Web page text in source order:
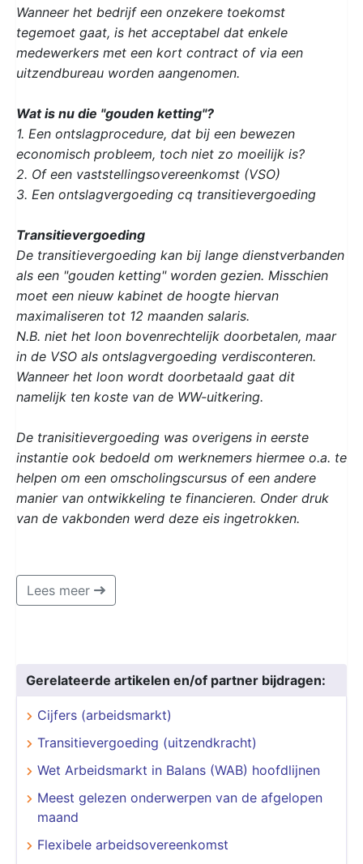
Wanneer het bedrijf een onzekere toekomst
tegemoet gaat, is het acceptabel dat enkele
medewerkers met een kort contract of via een
uitzendbureau worden aangenomen.
Wat is nu die "gouden ketting"?
1. Een ontslagprocedure, dat bij een bewezen
economisch probleem, toch niet zo moeilijk is?
2. Of een vaststellingsovereenkomst (VSO)
3. Een ontslagvergoeding cq transitievergoeding
Transitievergoeding
De transitievergoeding kan bij lange dienstverbanden
als een "gouden ketting" worden gezien. Misschien
moet een nieuw kabinet de hoogte hiervan
maximaliseren tot 12 maanden salaris.
N.B. niet het loon bovenrechtelijk doorbetalen, maar
in de VSO als ontslagvergoeding verdisconteren.
Wanneer het loon wordt doorbetaald gaat dit
namelijk ten koste van de WW-uitkering.
De tranisitievergoeding was overigens in eerste
instantie ook bedoeld om werknemers hiermee o.a. te
helpen om een omscholingscursus of een andere
manier van ontwikkeling te financieren. Onder druk
van de vakbonden werd deze eis ingetrokken.
Lees meer
Gerelateerde artikelen en/of partner bijdragen:
Cijfers (arbeidsmarkt)
Transitievergoeding (uitzendkracht)
Wet Arbeidsmarkt in Balans (WAB) hoofdlijnen
Meest gelezen onderwerpen van de afgelopen
maand
Flexibele arbeidsovereenkomst